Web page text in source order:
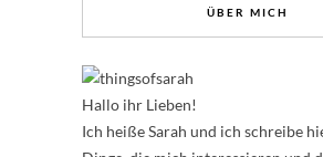
ÜBER MICH
Hallo ihr Lieben!
Ich heiße Sarah und ich schreibe